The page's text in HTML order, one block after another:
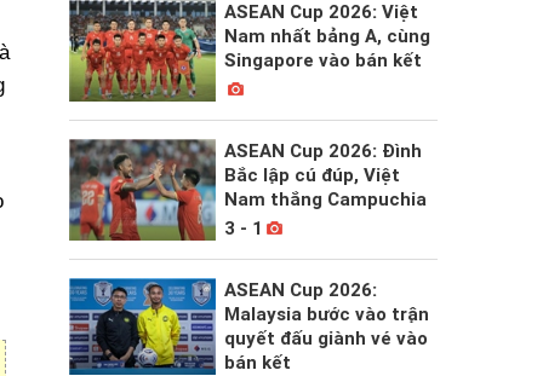
ASEAN Cup 2026: Việt
Nam nhất bảng A, cùng
Singapore vào bán kết
ASEAN Cup 2026: Đình
Bắc lập cú đúp, Việt
Nam thắng Campuchia
3 - 1
ASEAN Cup 2026:
Malaysia bước vào trận
quyết đấu giành vé vào
bán kết